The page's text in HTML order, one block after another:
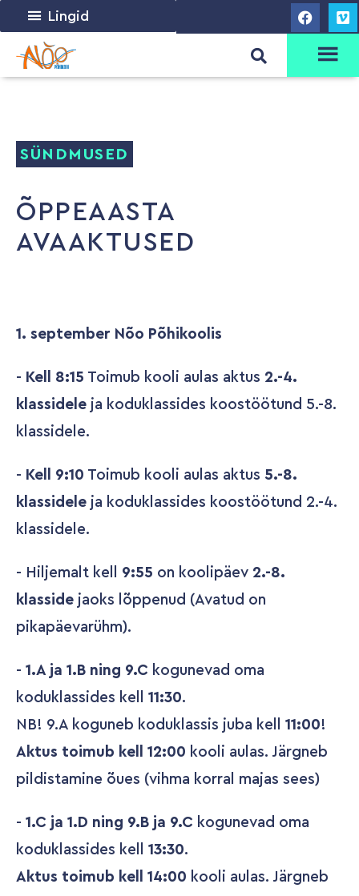
Lingid
SÜNDMUSED
ÕPPEAASTA
AVAAKTUSED
1. september Nõo Põhikoolis
- Kell 8:15 Toimub kooli aulas aktus 2.-4.
klassidele ja koduklassides koostöötund 5.-8.
klassidele.
- Kell 9:10 Toimub kooli aulas aktus 5.-8.
klassidele ja koduklassides koostöötund 2.-4.
klassidele.
- Hiljemalt kell 9:55 on koolipäev 2.-8.
klasside jaoks lõppenud (Avatud on
pikapäevarühm).
- 1.A ja 1.B ning 9.C kogunevad oma
koduklassides kell 11:30.
NB! 9.A koguneb koduklassis juba kell 11:00!
Aktus toimub kell 12:00 kooli aulas. Järgneb
pildistamine õues (vihma korral majas sees)
- 1.C ja 1.D ning 9.B ja 9.C kogunevad oma
koduklassides kell 13:30.
Aktus toimub kell 14:00 kooli aulas. Järgneb